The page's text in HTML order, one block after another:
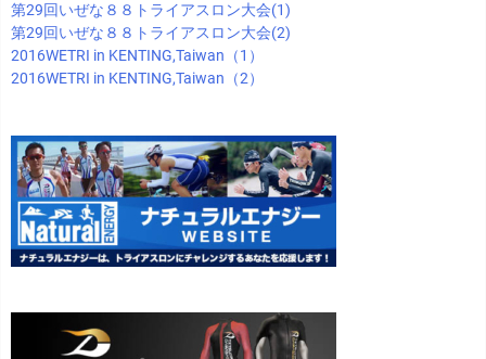
第29回いぜな８８トライアスロン大会(1)
第29回いぜな８８トライアスロン大会(2)
2016WETRI in KENTING,Taiwan（1）
2016WETRI in KENTING,Taiwan（2）